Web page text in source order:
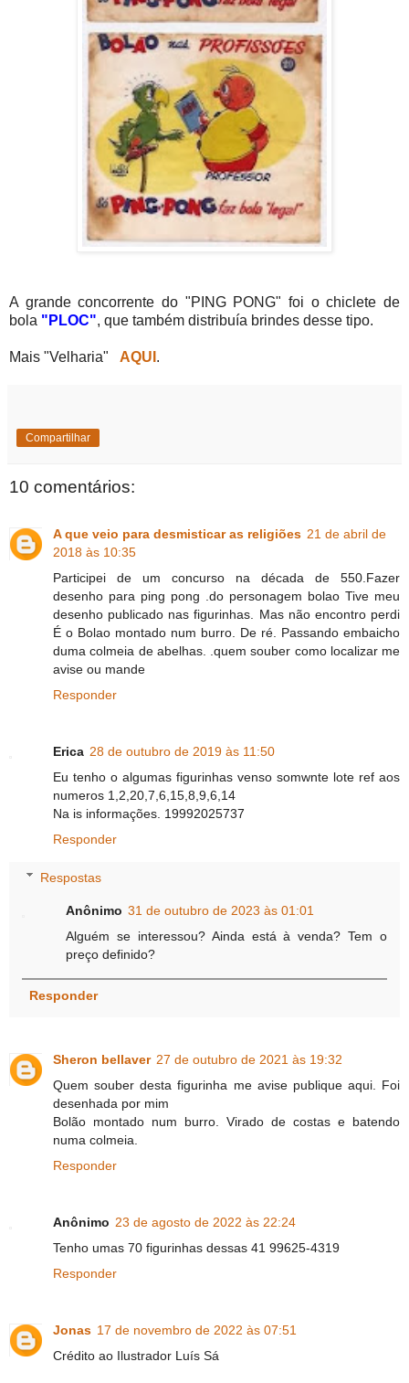
A grande concorrente do "PING PONG" foi o chiclete de
bola "PLOC", que também distribuía brindes desse tipo.
Mais "Velharia" AQUI .
Compartilhar
10 comentários:
A que veio para desmisticar as religiões 21 de abril de
2018 às 10:35
Participei de um concurso na década de 550.Fazer
desenho para ping pong .do personagem bolao Tive meu
desenho publicado nas figurinhas. Mas não encontro perdi
É o Bolao montado num burro. De ré. Passando embaicho
duma colmeia de abelhas. .quem souber como localizar me
avise ou mande
Responder
Erica 28 de outubro de 2019 às 11:50
Eu tenho o algumas figurinhas venso somwnte lote ref aos
numeros 1,2,20,7,6,15,8,9,6,14
Na is informações. 19992025737
Responder
Respostas
Anônimo 31 de outubro de 2023 às 01:01
Alguém se interessou? Ainda está à venda? Tem o
preço definido?
Responder
Sheron bellaver 27 de outubro de 2021 às 19:32
Quem souber desta figurinha me avise publique aqui. Foi
desenhada por mim
Bolão montado num burro. Virado de costas e batendo
numa colmeia.
Responder
Anônimo 23 de agosto de 2022 às 22:24
Tenho umas 70 figurinhas dessas 41 99625-4319
Responder
Jonas 17 de novembro de 2022 às 07:51
Crédito ao Ilustrador Luís Sá